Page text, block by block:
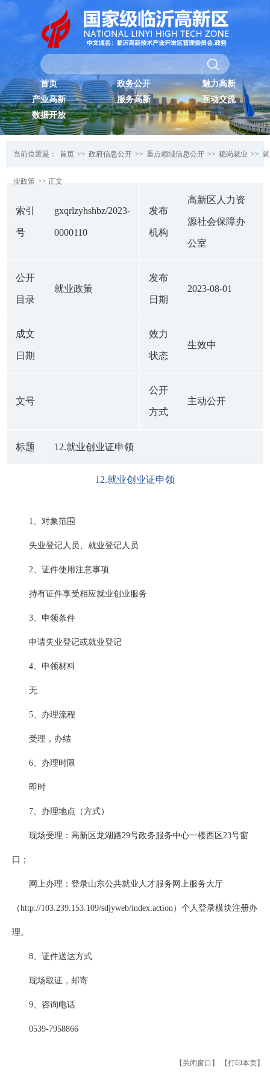
首页 政务公开
魅力高新
产业高新
服务高新
互动交流
数据开放
当前位置是： 首页 >> 政府信息公开 >> 重点领域信息公开 >> 稳岗就业 >> 就
业政策 >> 正文
索引
号
gxqrlzyhshbz/2023-
0000110
发布
机构
高新区人力资
源社会保障办
公室
公开
目录
就业政策
发布
日期
2023-08-01
成文
日期
效力
状态
生效中
文号
公开
方式
主动公开
标题 12.就业创业证申领
12.就业创业证申领
1、对象范围
失业登记人员、就业登记人员
2、证件使用注意事项
持有证件享受相应就业创业服务
3、申领条件
申请失业登记或就业登记
4、申领材料
无
5、办理流程
受理，办结
6、办理时限
即时
7、办理地点（方式）
现场受理：高新区龙湖路29号政务服务中心一楼西区23号窗
口；
网上办理：登录山东公共就业人才服务网上服务大厅
（http://103.239.153.109/sdjyweb/index.action）个人登录模块注册办
理。
8、证件送达方式
现场取证，邮寄
9、咨询电话
0539-7958866
【关闭窗口】 【打印本页】